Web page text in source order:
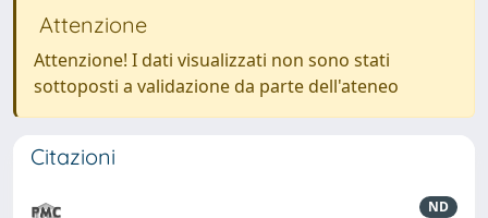
Attenzione
Attenzione! I dati visualizzati non sono stati
sottoposti a validazione da parte dell'ateneo
Citazioni
ND